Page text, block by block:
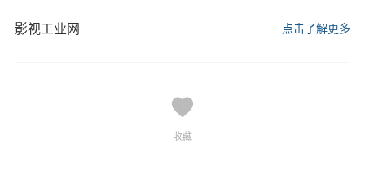
影视工业网 点击了解更多
收藏